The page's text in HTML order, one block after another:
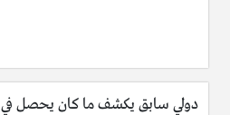
دولي سابق يكشف ما كان يحصل في